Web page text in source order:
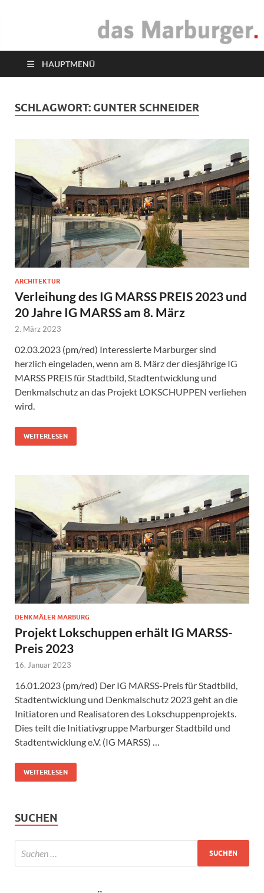
das Marburger.
HAUPTMENÜ
SCHLAGWORT: GUNTER SCHNEIDER
ARCHITEKTUR
Verleihung des IG MARSS PREIS 2023 und
20 Jahre IG MARSS am 8. März
2. März 2023
02.03.2023 (pm/red) Interessierte Marburger sind
herzlich eingeladen, wenn am 8. März der diesjährige IG
MARSS PREIS für Stadtbild, Stadtentwicklung und
Denkmalschutz an das Projekt LOKSCHUPPEN verliehen
wird.
WEITERLESEN
DENKMÄLER MARBURG
Projekt Lokschuppen erhält IG MARSS-
Preis 2023
16. Januar 2023
16.01.2023 (pm/red) Der IG MARSS-Preis für Stadtbild,
Stadtentwicklung und Denkmalschutz 2023 geht an die
Initiatoren und Realisatoren des Lokschuppenprojekts.
Dies teilt die Initiativgruppe Marburger Stadtbild und
Stadtentwicklung e.V. (IG MARSS) …
WEITERLESEN
SUCHEN